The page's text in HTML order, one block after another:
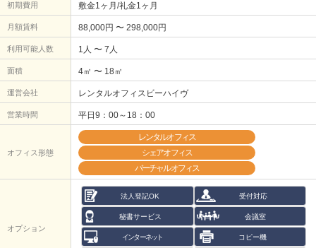
初期費用 敷金1ヶ月/礼金1ヶ月
月額賃料 88,000円 〜 298,000円
利用可能人数 1人 〜 7人
面積 4㎡ 〜 18㎡
運営会社 レンタルオフィスビーハイヴ
営業時間 平日9：00～18：00
オフィス形態
レンタルオフィス
シェアオフィス
バーチャルオフィス
オプション
法人登記OK 受付対応
秘書サービス 会議室
インターネット コピー機